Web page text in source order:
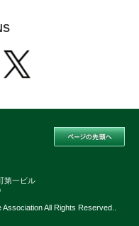
第一ビル
All Rights Reserved..